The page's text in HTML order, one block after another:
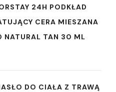
24H PODKŁAD
CERA MIESZANA
NATURAL TAN 30 ML
DO CIAŁA Z TRAWĄ